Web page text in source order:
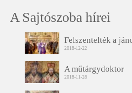
A Sajtószoba hírei
Felszentelték a
2018-12-22
A műtárgydoktor
2018-11-28